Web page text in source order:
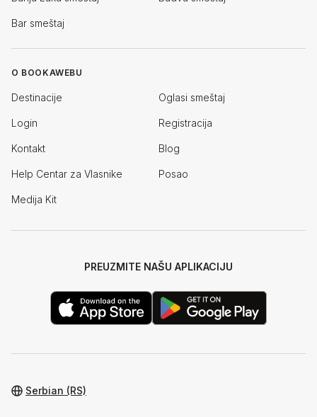
Bar smeštaj
O BOOKAWEBU
Destinacije Oglasi smeštaj
Login Registracija
Kontakt Blog
Help Centar za Vlasnike Posao
Medija Kit
PREUZMITE NAŠU APLIKACIJU
Serbian (RS)